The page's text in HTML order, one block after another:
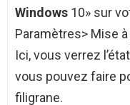
Windows 10» sur
Paramètres> Mise
Ici, vous verrez
vous pouvez faire
filigrane.